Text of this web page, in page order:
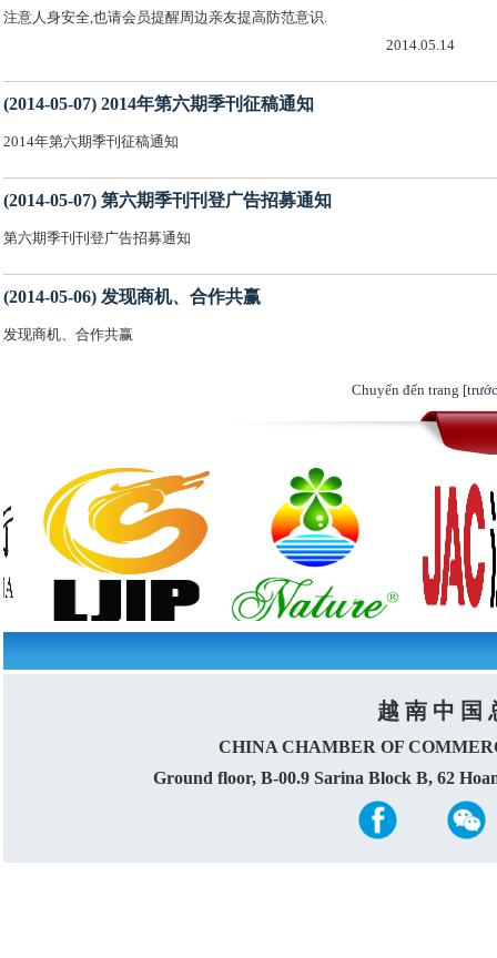
注意人身安全,也请会员提醒周边
2014.05.14
(2014-05-07) 2014年第六期季刊征稿通知
2014年第六期季刊征稿通知
(2014-05-07) 第六期季刊刊登广告招募通知
第六期季刊刊登广告招募通知
(2014-05-06) 发现商机、合作共赢
发现商机、合作共赢
Chuyển đến trang
越 南 中 国
CHINA CHAMBER OF
Ground floor, B-00.9 Sarina Block B, 62